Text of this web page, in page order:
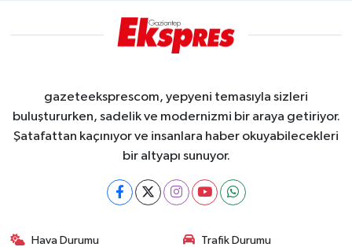
gazeteeksprescom, yepyeni temasıyla sizleri
buluştururken, sadelik ve modernizmi bir araya getiriyor.
Şatafattan kaçınıyor ve insanlara haber okuyabilecekleri
bir altyapı sunuyor.
Hava Durumu Trafik Durumu